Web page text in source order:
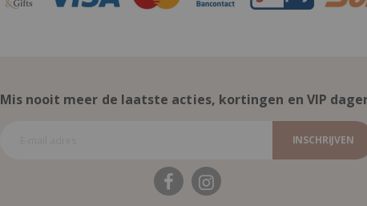
Mis nooit meer de laatste acties, kortingen en VIP
INSCHRIJVEN